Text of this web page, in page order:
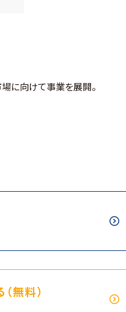
場に向けて事業を展開。
無料）